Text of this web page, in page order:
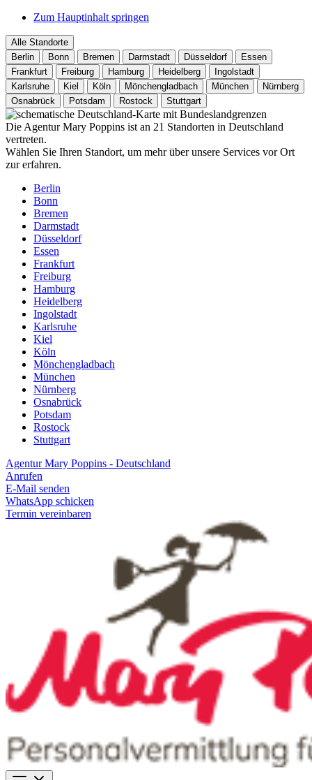
Zum Hauptinhalt springen
Alle Standorte
Berlin
Bonn Bremen Darmstadt Düsseldorf
Essen
Frankfurt
Freiburg Hamburg Heidelberg
Ingolstadt
Karlsruhe
Kiel Köln Mönchengladbach München
Nürnberg
Osnabrück
Potsdam Rostock Stuttgart
Die Agentur Mary Poppins ist an 21 Standorten in Deutschland
vertreten.
Wählen Sie Ihren Standort, um mehr über unsere Services vor Ort
zur erfahren.
Berlin
Bonn
Bremen
Darmstadt
Düsseldorf
Essen
Frankfurt
Freiburg
Hamburg
Heidelberg
Ingolstadt
Karlsruhe
Kiel
Köln
Mönchengladbach
München
Nürnberg
Osnabrück
Potsdam
Rostock
Stuttgart
Agentur Mary Poppins - Deutschland
Anrufen
E-Mail senden
WhatsApp schicken
Termin vereinbaren